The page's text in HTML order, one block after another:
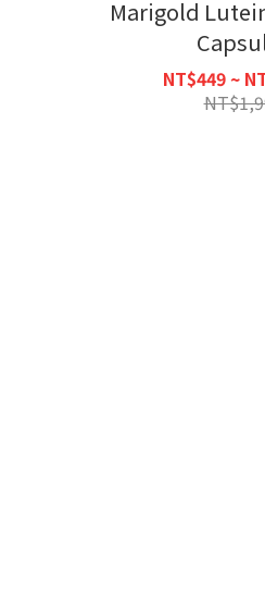
Marigold
NT$449 ~